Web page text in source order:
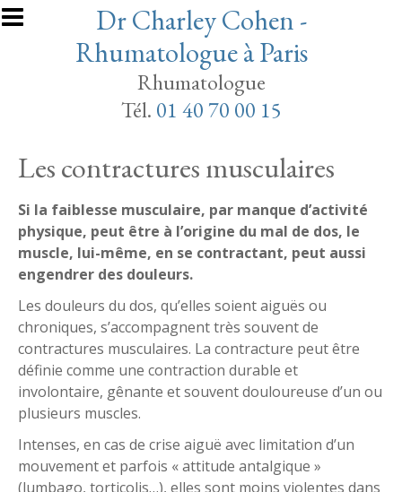
Aller au contenu principalDr Charley Cohen -
Rhumatologue à Paris
Rhumatologue
Tél. 01 40 70 00 15
Les contractures musculaires
Si la faiblesse musculaire, par manque d’activité
physique, peut être à l’origine du mal de dos, le
muscle, lui-même, en se contractant, peut aussi
engendrer des douleurs.
Les douleurs du dos, qu’elles soient aiguës ou
chroniques, s’accompagnent très souvent de
contractures musculaires. La contracture peut être
définie comme une contraction durable et
involontaire, gênante et souvent douloureuse d’un ou
plusieurs muscles.
Intenses, en cas de crise aiguë avec limitation d’un
mouvement et parfois « attitude antalgique »
(lumbago, torticolis…), elles sont moins violentes dans